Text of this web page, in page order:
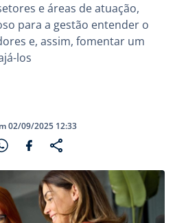
e áreas de atuação,
para a gestão entender o
e, assim, fomentar um
los
02/09/2025 12:33